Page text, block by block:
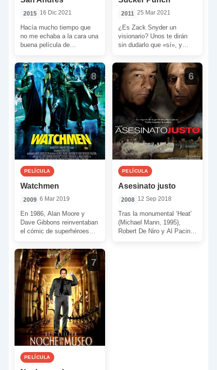
2015 16 Dic 2021
Hacía mucho tiempo que
no me echaba a la cara una
buena película de
grande de […]
2011 25 Mar 2021
¿Es Zack Snyder un
visionario? Unos te dirán
sin dudarlo que «sí», y
dirán que […]
8
PELÍCULA
Watchmen
2009 6 Mar 2019
En 1986, Alan Moore y
Dave Gibbons reinventaban
el cómic de superhéroes
gráfica. Su compleja
estructura […]
6
PELÍCULA
Asesinato justo
2008 12 Sep 2018
Tras la monumental ‘Heat’
(Michael Mann, 1995),
Robert De Niro y Al Pacino
7
PELÍCULA